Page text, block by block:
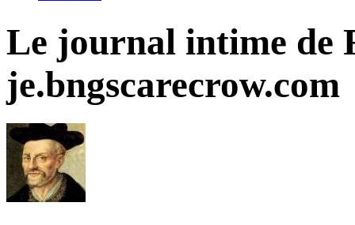
Le journal intime de
je.bngscarecrow.com